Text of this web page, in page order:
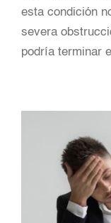
esta condición
severa
podría terminar